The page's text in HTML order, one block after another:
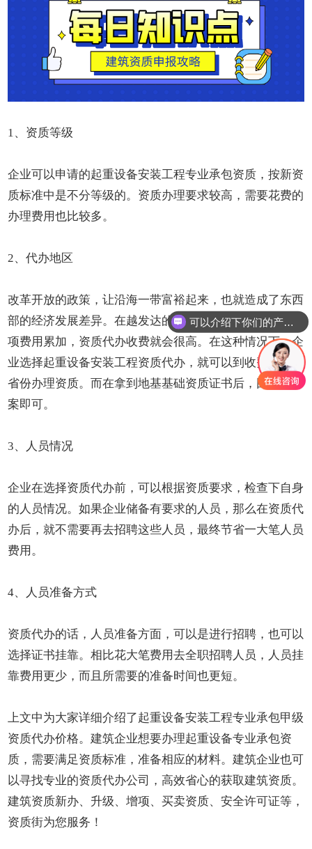
1、资质等级
企业可以申请的起重设备安装工程专业承包资质，按新资
质标准中是不分等级的。资质办理要求较高，需要花费的
办理费用也比较多。
2、代办地区
改革开放的政策，让沿海一带富裕起来，也就造成了东西
部的经济发展差异。在越发达的地区，高昂的人工费等各
项费用累加，资质代办收费就会很高。在这种情况下，企
业选择起重设备安装工程资质代办，就可以到收费较低的
省份办理资质。而在拿到地基基础资质证书后，回当地备
案即可。
3、人员情况
企业在选择资质代办前，可以根据资质要求，检查下自身
的人员情况。如果企业储备有要求的人员，那么在资质代
办后，就不需要再去招聘这些人员，最终节省一大笔人员
费用。
4、人员准备方式
资质代办的话，人员准备方面，可以是进行招聘，也可以
选择证书挂靠。相比花大笔费用去全职招聘人员，人员挂
靠费用更少，而且所需要的准备时间也更短。
上文中为大家详细介绍了起重设备安装工程专业承包甲级
资质代办价格。建筑企业想要办理起重设备专业承包资
质，需要满足资质标准，准备相应的材料。建筑企业也可
以寻找专业的资质代办公司，高效省心的获取建筑资质。
建筑资质新办、升级、增项、买卖资质、安全许可证等，
资质街为您服务！
可以介绍下你们的产品么